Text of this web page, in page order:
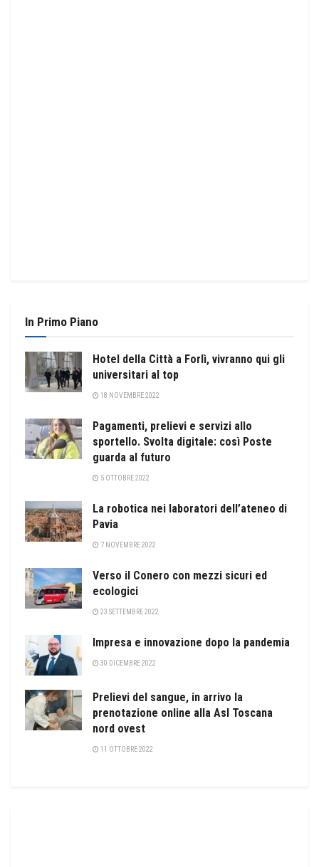
In Primo Piano
Hotel della Città a Forlì, vivranno qui gli
universitari al top
18 NOVEMBRE 2022
Pagamenti, prelievi e servizi allo
sportello. Svolta digitale: così Poste
guarda al futuro
5 OTTOBRE 2022
La robotica nei laboratori dell’ateneo di
Pavia
7 NOVEMBRE 2022
Verso il Conero con mezzi sicuri ed
ecologici
23 SETTEMBRE 2022
Impresa e innovazione dopo la pandemia
30 DICEMBRE 2022
Prelievi del sangue, in arrivo la
prenotazione online alla Asl Toscana
nord ovest
11 OTTOBRE 2022